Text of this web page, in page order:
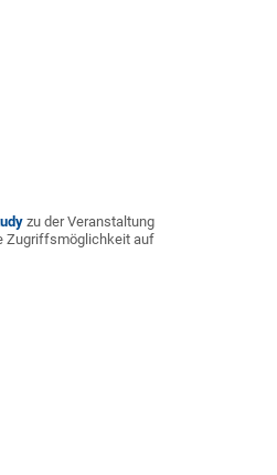
zu der Veranstaltung
Zugriffsmöglichkeit auf